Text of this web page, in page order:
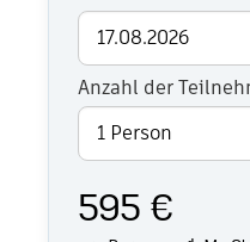
Anzahl der
595 €